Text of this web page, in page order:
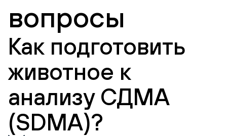
вопросы
Как подготовить
животное к
анализу СДМА
(SDMA)?